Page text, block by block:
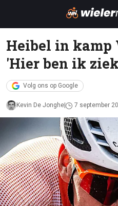
Heibel in kamp
'Hier ben ik
Volg ons op Google
Kevin De Jonghe 7 september